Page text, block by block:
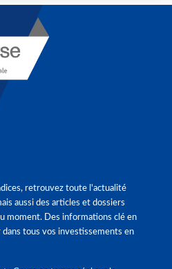
retrouvez toute l'actualité
aussi des articles et dossiers
moment. Des informations clé en
dans tous vos investissements en